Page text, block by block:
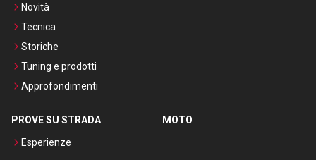
Novità
Tecnica
Storiche
Tuning e prodotti
Approfondimenti
PROVE SU STRADA
Esperienze
MOTO